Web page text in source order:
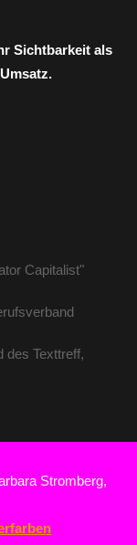
Sichtbarkeit als
Stromberg,